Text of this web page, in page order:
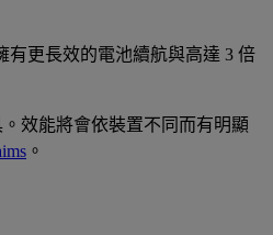
有更長效的電池續航與高達 3 倍
。效能將會依裝置不同而有明顯
。